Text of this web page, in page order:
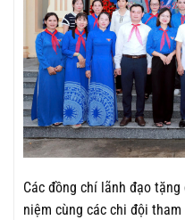
Các đồng chí lãnh đạo
niệm cùng các chi đội